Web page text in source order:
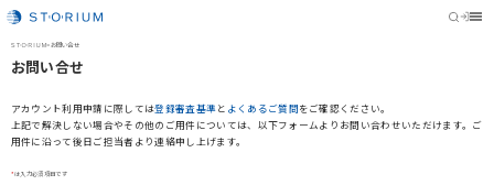
>お問い合せ
お問い合せ
アカウント利用申請に際しては登録審査基準と よくあるご質問をご確認ください。
上記で解決しない場合やその他のご用件については、以下フォームよりお問い合わせいただけます。ご
用件に沿って後日ご担当者より連絡申し上げます。
*は入力必須項目です